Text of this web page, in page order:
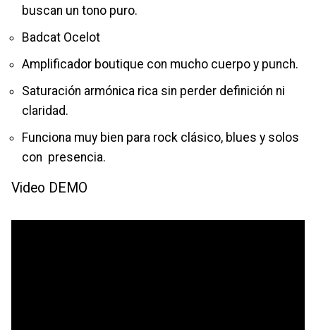
buscan un tono puro.
Badcat Ocelot
Amplificador boutique con mucho cuerpo y punch.
Saturación armónica rica sin perder definición ni
claridad.
Funciona muy bien para rock clásico, blues y solos
con presencia.
Video DEMO